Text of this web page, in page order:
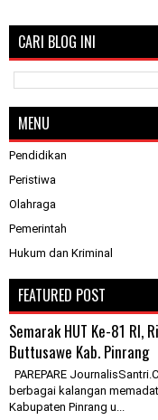
CARI BLOG INI
MENU
Pendidikan
Peristiwa
Olahraga
Pemerintah
Hukum dan Kriminal
FEATURED POST
Semarak HUT Ke-81 RI,
Buttusawe Kab. Pinrang
PAREPARE
berbagai kalangan
Kabupaten Pinrang u...